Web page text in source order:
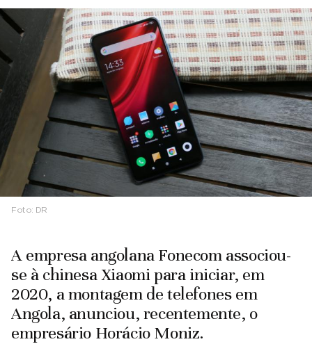
Foto: DR
A empresa angolana Fonecom associou-
se à chinesa Xiaomi para iniciar, em
2020, a montagem de telefones em
Angola, anunciou, recentemente, o
empresário Horácio Moniz.